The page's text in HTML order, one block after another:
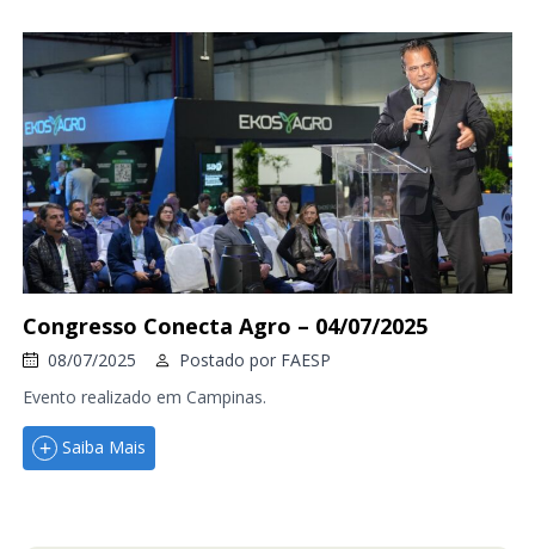
Congresso Conecta Agro – 04/07/2025
08/07/2025 Postado por FAESP
Evento realizado em Campinas.
Saiba Mais